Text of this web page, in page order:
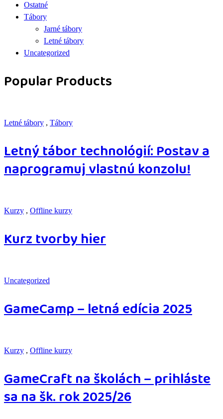
Ostatné
Tábory
Jarné tábory
Letné tábory
Uncategorized
Popular Products
Letné tábory , Tábory
Letný tábor technológií: Postav a
naprogramuj vlastnú konzolu!
Kurzy , Offline kurzy
Kurz tvorby hier
Uncategorized
GameCamp – letná edícia 2025
Kurzy , Offline kurzy
GameCraft na školách – prihláste
sa na šk. rok 2025/26